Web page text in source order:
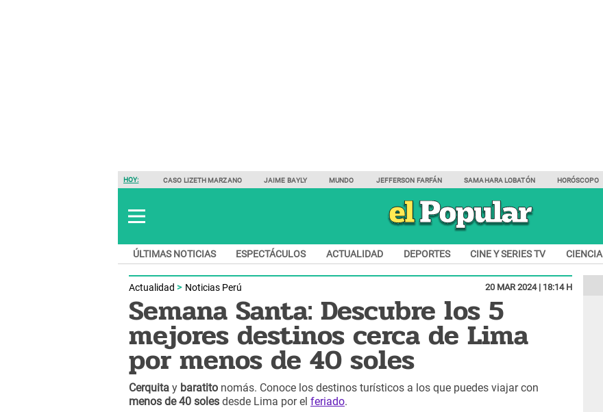
HOY: CASO LIZETH MARZANO JAIME BAYLY MUNDO JEFFERSON FARFÁN SAMAHARA LOBATÓN HORÓSCOPO
ÚLTIMAS NOTICIAS ESPECTÁCULOS ACTUALIDAD DEPORTES CINE Y SERIES TV CIENCIA
Actualidad Noticias Perú 20 MAR 2024 | 18:14 H
Semana Santa: Descubre los 5
mejores destinos cerca de Lima
por menos de 40 soles
Cerquita y baratito nomás. Conoce los destinos turísticos a los que puedes viajar con
menos de 40 soles desde Lima por el feriado.